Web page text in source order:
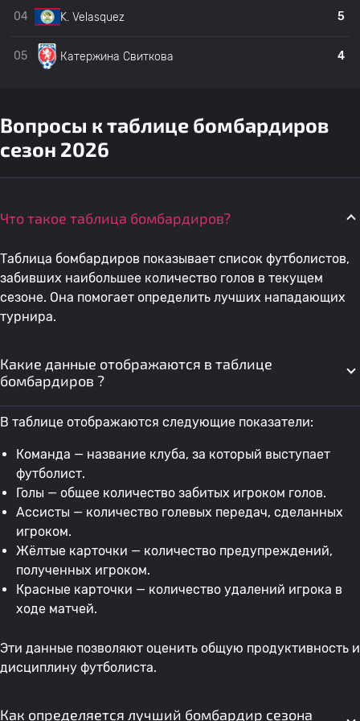
20 A. Kuč 3
N. Danelia
22 N. Davtyan Армения W
24 J. Ratteray-Smith
Женщины Бермудских
островов
25 N. Bolaños
26 Х. Бугежа
27 M. Farrugia Мальта W
28 C. Tillett Женщины Белиза
K. Risch
30 M. Doçi Албания W 2
A. Soto
33 S. Karagezyan
04 K. Velasquez 5
05 Катержина Свиткова 4
Вопросы к таблице бомбардиров
сезон 2026
Что такое таблица бомбардиров?
Таблица бомбардиров показывает список футболистов,
забивших наибольшее количество голов в текущем
сезоне. Она помогает определить лучших нападающих
турнира.
Какие данные отображаются в таблице
бомбардиров ?
В таблице отображаются следующие показатели:
Команда — название клуба, за который выступает
футболист.
Голы — общее количество забитых игроком голов.
Ассисты — количество голевых передач, сделанных
игроком.
Жёлтые карточки — количество предупреждений,
полученных игроком.
Красные карточки — количество удалений игрока в
ходе матчей.
Эти данные позволяют оценить общую продуктивность и
дисциплину футболиста.
Как определяется лучший бомбардир сезона